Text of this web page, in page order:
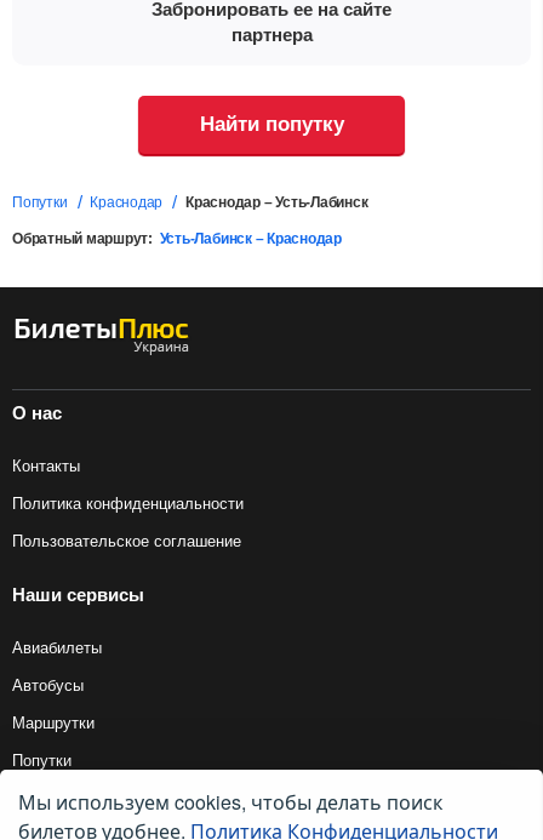
Забронировать ее на сайте
партнера
Найти попутку
Попутки Краснодар Краснодар – Усть-Лабинск
Обратный маршрут: Усть-Лабинск – Краснодар
О нас
Контакты
Политика конфиденциальности
Пользовательское соглашение
Наши сервисы
Авиабилеты
Автобусы
Маршрутки
Попутки
Мы используем cookies, чтобы делать поиск
билетов удобнее. Политика Конфиденциальности